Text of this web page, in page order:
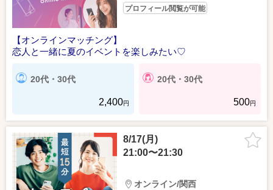
プロフィール閲覧が可能
【オンラインマッチング】
恋人と一緒に夏のイベントを楽しみたい♡
20代・30代
2,400円
20代・30代
500円
8/17(月)
21:00〜21:30
オンライン/関西